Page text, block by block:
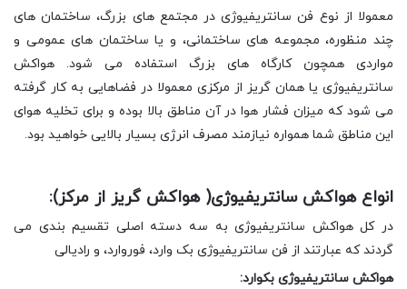
معمولا از نوع فن سانتریفیوژی در مجتمع های بزرگ، ساختمان های
چند منظوره، مجموعه های ساختمانی، و یا ساختمان های عمومی و
مواردی همچون کارگاه های بزرگ استفاده می شود. هواکش
سانتریفیوژی یا همان گریز از مرکزی معمولا در فضاهایی به کار گرفته
می شود که میزان فشار هوا در آن مناطق بالا بوده و برای تخلیه هوای
این مناطق شما همواره نیازمند مصرف انرژی بسیار بالایی خواهید بود.
انواع هواکش سانتریفیوژی( هواکش گریز از مرکز):
در کل هواکش سانتریفیوژی به سه دسته اصلی تقسیم بندی می
گردند که عبارتند از فن سانتریفیوژی بک وارد، فوروارد، و رادیالی
هواکش سانتریفیوژی بکوارد: